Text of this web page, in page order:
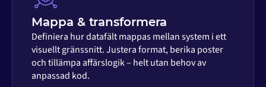
Mappa & transformera
Definiera hur datafält mappas mellan system i ett
visuellt gränssnitt. Justera format, berika poster
och tillämpa affärslogik – helt utan behov av
anpassad kod.